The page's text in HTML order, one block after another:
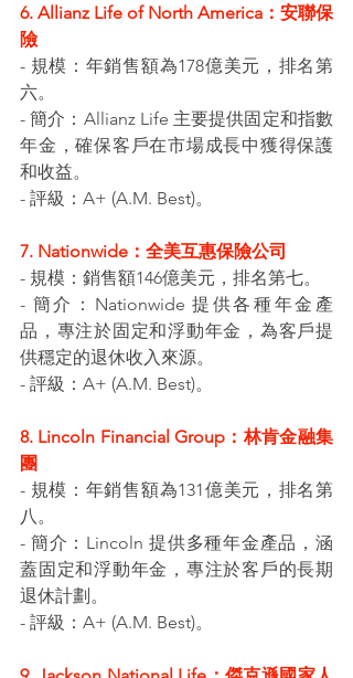
6. Allianz Life of North America：安聯保
險
- 規模：年銷售額為178億美元，排名第
六。
- 簡介：Allianz Life 主要提供固定和指數
年金，確保客戶在市場成長中獲得保護
和收益。
- 評級：A+ (A.M. Best)。
7. Nationwide：全美互惠保險公司
- 規模：銷售額146億美元，排名第七。
- 簡介：Nationwide 提供各種年金產
品，專注於固定和浮動年金，為客戶提
供穩定的退休收入來源。
- 評級：A+ (A.M. Best)。
8. Lincoln Financial Group：林肯金融集
團
- 規模：年銷售額為131億美元，排名第
八。
- 簡介：Lincoln 提供多種年金產品，涵
蓋固定和浮動年金，專注於客戶的長期
退休計劃。
- 評級：A+ (A.M. Best)。